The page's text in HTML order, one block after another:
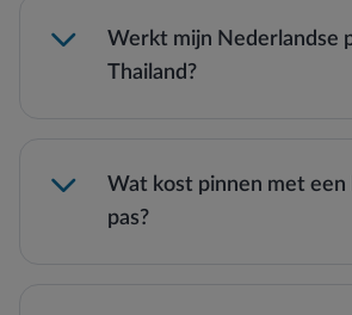
Werkt mijn Nederlandse
Thailand?
Wat kost pinnen met een
pas?